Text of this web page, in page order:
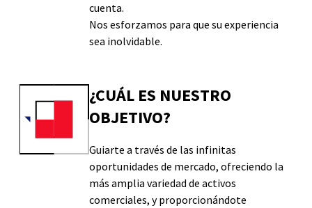
cuenta.
Nos esforzamos para que su experiencia
sea inolvidable.
¿CUÁL ES NUESTRO
OBJETIVO?
Guiarte a través de las infinitas
oportunidades de mercado, ofreciendo la
más amplia variedad de activos
comerciales, y proporcionándote